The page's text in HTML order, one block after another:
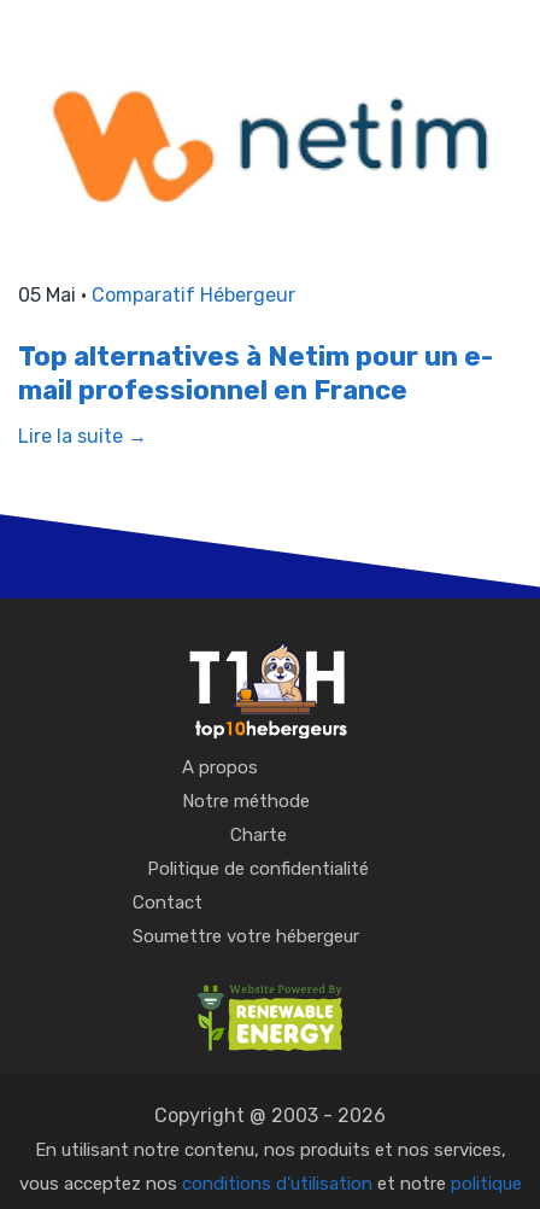
05 Mai • Comparatif Hébergeur
Top alternatives à Netim pour un e-
mail professionnel en France
Lire la suite →
A propos
Notre méthode
Charte
Politique de confidentialité
Contact
Soumettre votre hébergeur
Copyright @ 2003 - 2026
En utilisant notre contenu, nos produits et nos services,
vous acceptez nos conditions d'utilisation et notre politique